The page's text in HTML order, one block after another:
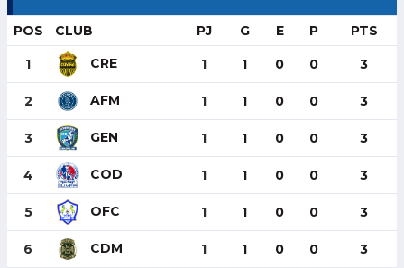
POS CLUB PJ G E P PTS
1 CRE 1 1 0 0 3
2 AFM 1 1 0 0 3
3 GEN 1 1 0 0 3
4 COD 1 1 0 0 3
5 OFC 1 1 0 0 3
6 CDM 1 1 0 0 3